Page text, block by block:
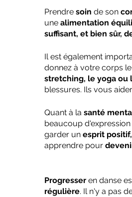
Prendre soin de son
une alimentation
suffisant, et bien sûr,
Il est également
donnez à votre corps le
stretching, le yoga ou
blessures. Ils vous
Quant à la santé
beaucoup
garder un esprit
apprendre pour
Progresser en danse
régulière. Il n'y a pas